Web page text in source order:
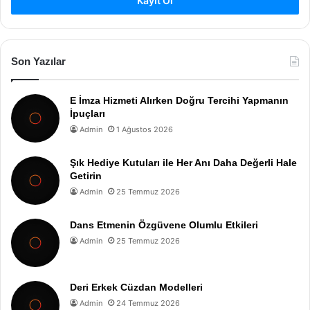
Son Yazılar
E İmza Hizmeti Alırken Doğru Tercihi Yapmanın
İpuçları
Admin 1 Ağustos 2026
Şık Hediye Kutuları ile Her Anı Daha Değerli Hale
Getirin
Admin 25 Temmuz 2026
Dans Etmenin Özgüvene Olumlu Etkileri
Admin 25 Temmuz 2026
Deri Erkek Cüzdan Modelleri
Admin 24 Temmuz 2026